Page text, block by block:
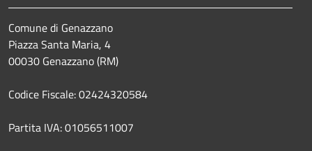
Comune di Genazzano
Piazza Santa Maria, 4
00030 Genazzano (RM)
Codice Fiscale: 02424320584
Partita IVA: 01056511007